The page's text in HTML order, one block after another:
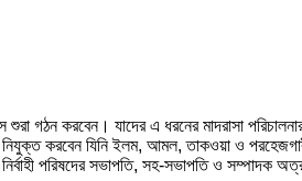
গঠন করবেন। যাদের এ ধরনের মাদরাসা
করবেন যিনি ইলম, আমল, তাকওয়া ও
পরিষদের সভাপতি, সহ-সভাপতি ও সম্পাদক